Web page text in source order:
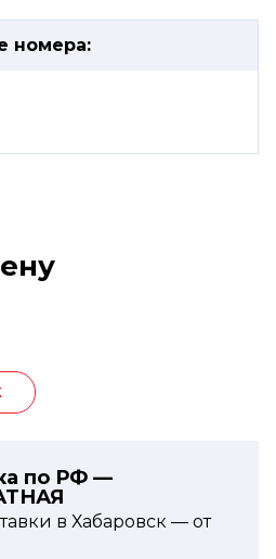
номера:
по РФ —
в Хабаровск — от